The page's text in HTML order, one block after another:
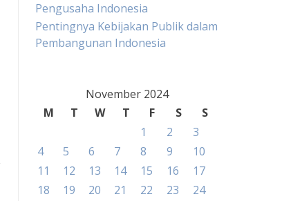
Pengusaha Indonesia
Pentingnya Kebijakan Publik dalam
Pembangunan Indonesia
November 2024
M
T W T F S
S
1
2
3
4
5 6 7 8 9
10
11
12 13 14 15 16
17
18
19 20 21 22 23
24